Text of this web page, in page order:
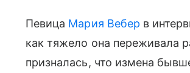
Певица Мария Вебер в
как тяжело она переживала
призналась, что измена